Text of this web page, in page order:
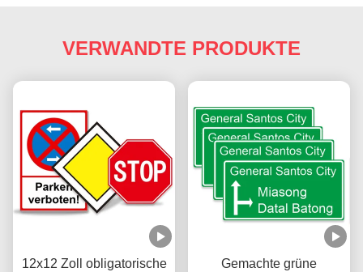
VERWANDTE PRODUKTE
12x12 Zoll obligatorische
Gemachte grüne